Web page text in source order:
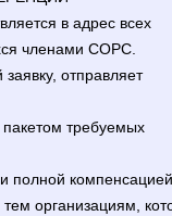
в адрес всех
членами СОРС.
отправляет
требуемых
полной компенсацией
организациям,